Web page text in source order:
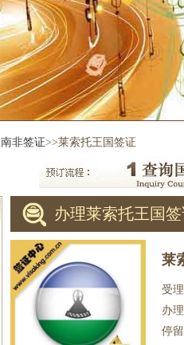
南非签证>>莱索托王国签证
办理莱索托王国
莱
受
办
停